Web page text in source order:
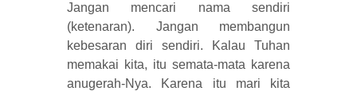
Jangan mencari nama sendiri
(ketenaran). Jangan membangun
kebesaran diri sendiri. Kalau Tuhan
memakai kita, itu semata-mata karena
anugerah-Nya. Karena itu mari kita